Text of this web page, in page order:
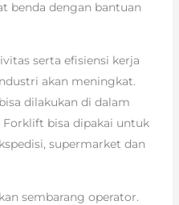
benda dengan bantuan
serta efisiensi kerja
akan meningkat.
dilakukan di dalam
bisa dipakai untuk
supermarket dan
sembarang operator.